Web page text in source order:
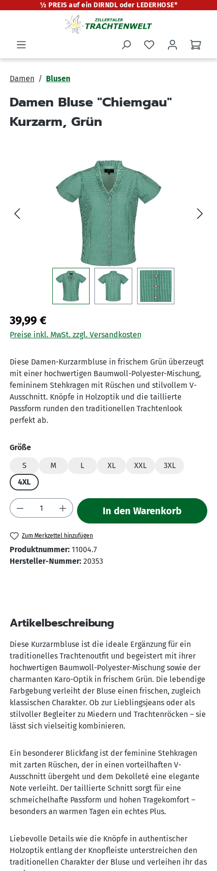
springen
½ PREIS auf ein DIRNDL oder LEDERHOSE*
Damen Blusen
Damen Bluse "Chiemgau"
Kurzarm, Grün
Bildergalerie überspringen
39,99 €
Preise inkl. MwSt. zzgl. Versandkosten
Diese Damen-Kurzarmbluse in frischem Grün überzeugt
mit einer hochwertigen Baumwoll-Polyester-Mischung,
femininem Stehkragen mit Rüschen und stilvollem V-
Ausschnitt. Knöpfe in Holzoptik und die taillierte
Passform runden den traditionellen Trachtenlook
perfekt ab.
Größeauswählen
S
M L XL XXL
3XL
4XL
Produkt Anzahl: Gib den gewünschten
In den Warenkorb
Zum Merkzettel hinzufügen
Produktnummer: 11004.7
Hersteller-Nummer: 20353
Artikelbeschreibung
Diese Kurzarmbluse ist die ideale Ergänzung für ein
traditionelles Trachtenoutfit und begeistert mit ihrer
hochwertigen Baumwoll-Polyester-Mischung sowie der
charmanten Karo-Optik in frischem Grün. Die lebendige
Farbgebung verleiht der Bluse einen frischen, zugleich
klassischen Charakter. Ob zur Lieblingsjeans oder als
stilvoller Begleiter zu Miedern und Trachtenröcken – sie
lässt sich vielseitig kombinieren.
Ein besonderer Blickfang ist der feminine Stehkragen
mit zarten Rüschen, der in einen vorteilhaften V-
Ausschnitt übergeht und dem Dekolleté eine elegante
Note verleiht. Der taillierte Schnitt sorgt für eine
schmeichelhafte Passform und hohen Tragekomfort –
besonders an warmen Tagen ein echtes Plus.
Liebevolle Details wie die Knöpfe in authentischer
Holzoptik entlang der Knopfleiste unterstreichen den
traditionellen Charakter der Bluse und verleihen ihr das